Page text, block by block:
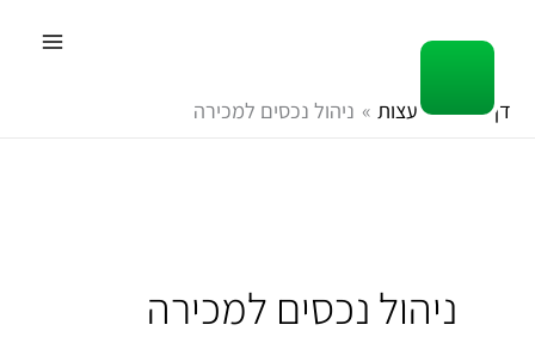
לתוכן
דף הבית עצות ניהול נכסים למכירה
ניהול נכסים למכירה